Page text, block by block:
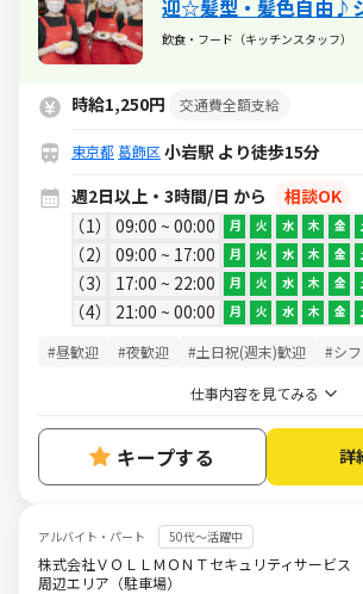
迎☆髪型・髪色自由♪
ごとに調整可能なので
時給UPなど嬉しい制度
★
飲食・フード（キッチンスタッフ）
時給1,250円 交通費全額支給
東京都 葛飾区 小岩駅 より徒歩15分
週2日以上・3時間/日 から
相談OK
1
09:00 ~ 00:00 月 火 水 木 金
2 09:00 ~ 17:00 月 火 水 木 金
3 17:00 ~ 22:00 月 火 水 木 金
4 21:00 ~ 00:00 月 火 水 木 金
#昼歓迎 #夜歓迎 #土日祝(週末)歓迎 #シ
仕事内容を見てみる
キープする 詳
アルバイト・パート 50代～活躍中
株式会社ＶＯＬＬＭＯＮＴセキュリティサービ
周辺エリア（駐車場）